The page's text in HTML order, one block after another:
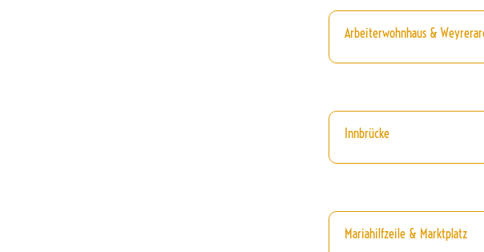
Arbeiterwohnhaus &
Innbrücke
Mariahilfzeile & Marktplatz